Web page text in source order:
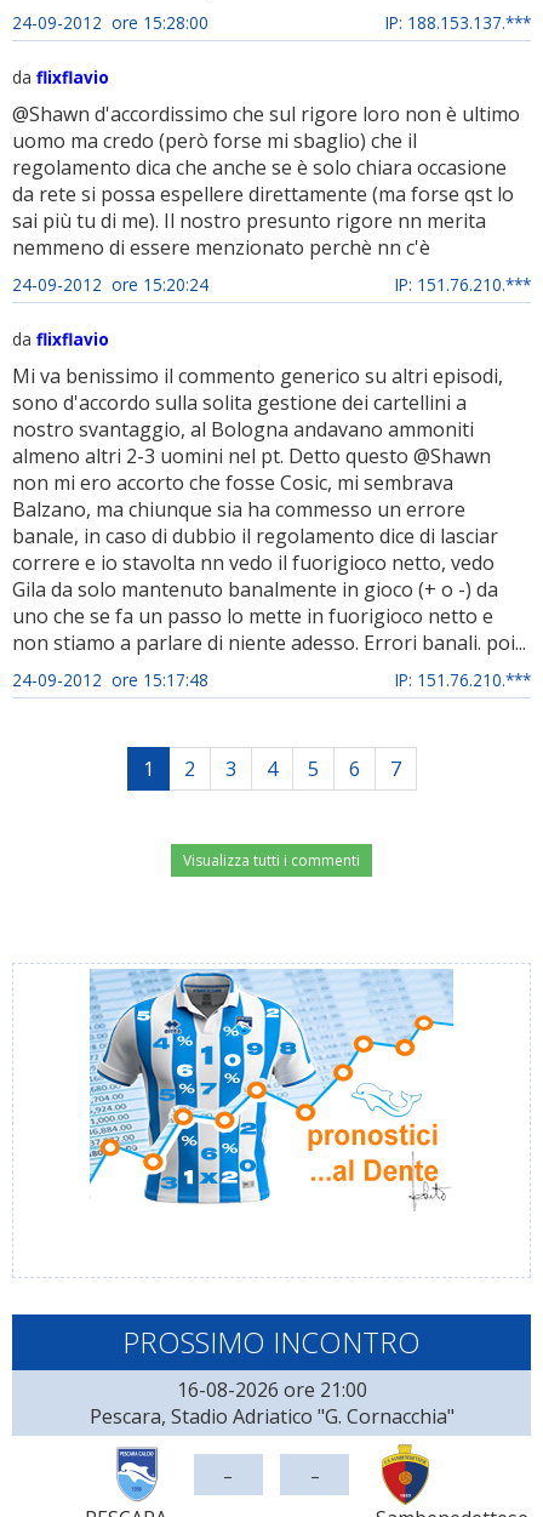
24-09-2012 ore 15:28:00 IP: 188.153.137.***
da flixflavio
@Shawn d'accordissimo che sul rigore loro non è ultimo
uomo ma credo (però forse mi sbaglio) che il
regolamento dica che anche se è solo chiara occasione
da rete si possa espellere direttamente (ma forse qst lo
sai più tu di me). Il nostro presunto rigore nn merita
nemmeno di essere menzionato perchè nn c'è
24-09-2012 ore 15:20:24 IP: 151.76.210.***
da flixflavio
Mi va benissimo il commento generico su altri episodi,
sono d'accordo sulla solita gestione dei cartellini a
nostro svantaggio, al Bologna andavano ammoniti
almeno altri 2-3 uomini nel pt. Detto questo @Shawn
non mi ero accorto che fosse Cosic, mi sembrava
Balzano, ma chiunque sia ha commesso un errore
banale, in caso di dubbio il regolamento dice di lasciar
correre e io stavolta nn vedo il fuorigioco netto, vedo
Gila da solo mantenuto banalmente in gioco (+ o -) da
uno che se fa un passo lo mette in fuorigioco netto e
non stiamo a parlare di niente adesso. Errori banali. poi...
24-09-2012 ore 15:17:48 IP: 151.76.210.***
1 2 3 4 5 6 7
Visualizza tutti i commenti
PROSSIMO INCONTRO
16-08-2026 ore 21:00
Pescara, Stadio Adriatico "G. Cornacchia"
- -